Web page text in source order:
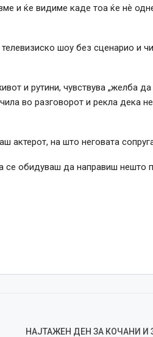
и ќе видиме каде тоа ќе нè
телевизиско шоу без сценарио и
и рутини, чувствува „желба
во разговорот и рекла дека
актерот, на што неговата
се обидуваш да направиш нешто
НАЈТАЖЕН ДЕН ЗА КОЧАНИ И